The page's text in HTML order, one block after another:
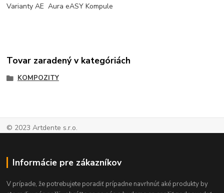
Varianty AE Aura eASY Kompule
Tovar zaradený v kategóriách
KOMPOZITY
© 2023 Artdente s.r.o.
Informácie pre zákazníkov
V prípade, že potrebujete poradiť prípadne navrhnúť aké produkty by